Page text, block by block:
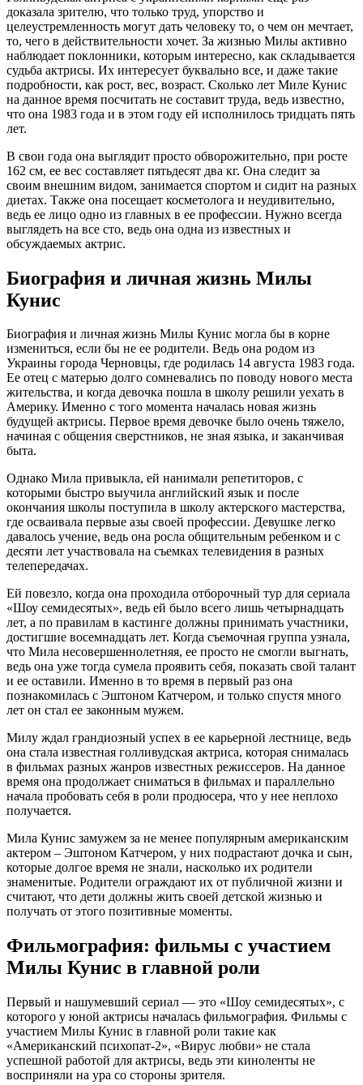
доказала зрителю, что только труд, упорство и
целеустремленность могут дать человеку то, о чем он мечтает,
то, чего в действительности хочет. За жизнью Милы активно
наблюдает поклонники, которым интересно, как складывается
судьба актрисы. Их интересует буквально все, и даже такие
подробности, как рост, вес, возраст. Сколько лет Миле Кунис
на данное время посчитать не составит труда, ведь известно,
что она 1983 года и в этом году ей исполнилось тридцать пять
лет.
В свои года она выглядит просто обворожительно, при росте
162 см, ее вес составляет пятьдесят два кг. Она следит за
своим внешним видом, занимается спортом и сидит на разных
диетах. Также она посещает косметолога и неудивительно,
ведь ее лицо одно из главных в ее профессии. Нужно всегда
выглядеть на все сто, ведь она одна из известных и
обсуждаемых актрис.
Биография и личная жизнь Милы
Кунис
Биография и личная жизнь Милы Кунис могла бы в корне
измениться, если бы не ее родители. Ведь она родом из
Украины города Черновцы, где родилась 14 августа 1983 года.
Ее отец с матерью долго сомневались по поводу нового места
жительства, и когда девочка пошла в школу решили уехать в
Америку. Именно с того момента началась новая жизнь
будущей актрисы. Первое время девочке было очень тяжело,
начиная с общения сверстников, не зная языка, и заканчивая
быта.
Однако Мила привыкла, ей нанимали репетиторов, с
которыми быстро выучила английский язык и после
окончания школы поступила в школу актерского мастерства,
где осваивала первые азы своей профессии. Девушке легко
давалось учение, ведь она росла общительным ребенком и с
десяти лет участвовала на съемках телевидения в разных
телепередачах.
Ей повезло, когда она проходила отборочный тур для сериала
«Шоу семидесятых», ведь ей было всего лишь четырнадцать
лет, а по правилам в кастинге должны принимать участники,
достигшие восемнадцать лет. Когда съемочная группа узнала,
что Мила несовершеннолетняя, ее просто не смогли выгнать,
ведь она уже тогда сумела проявить себя, показать свой талант
и ее оставили. Именно в то время в первый раз она
познакомилась с Эштоном Катчером, и только спустя много
лет он стал ее законным мужем.
Милу ждал грандиозный успех в ее карьерной лестнице, ведь
она стала известная голливудская актриса, которая снималась
в фильмах разных жанров известных режиссеров. На данное
время она продолжает сниматься в фильмах и параллельно
начала пробовать себя в роли продюсера, что у нее неплохо
получается.
Мила Кунис замужем за не менее популярным американским
актером – Эштоном Катчером, у них подрастают дочка и сын,
которые долгое время не знали, насколько их родители
знаменитые. Родители ограждают их от публичной жизни и
считают, что дети должны жить своей детской жизнью и
получать от этого позитивные моменты.
Фильмография: фильмы с участием
Милы Кунис в главной роли
Первый и нашумевший сериал — это «Шоу семидесятых», с
которого у юной актрисы началась фильмография. Фильмы с
участием Милы Кунис в главной роли такие как
«Американский психопат-2», «Вирус любви» не стала
успешной работой для актрисы, ведь эти киноленты не
восприняли на ура со стороны зрителя.